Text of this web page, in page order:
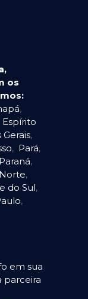
os
,
Espírito
Gerais,
, Pará,
Paraná,
,
do Sul,
,
em sua
parceira